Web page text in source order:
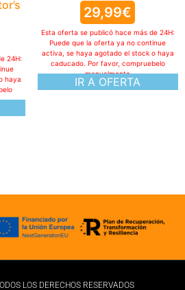
29,99€
IR A OFERTA
Esta oferta se publicó hace más de 24H:
Puede que la oferta ya no continue
activa, se haya agotado el stock o haya
caducado. Por favor, compruebelo
manualmente
LOS DERECHOS RESERVADOS